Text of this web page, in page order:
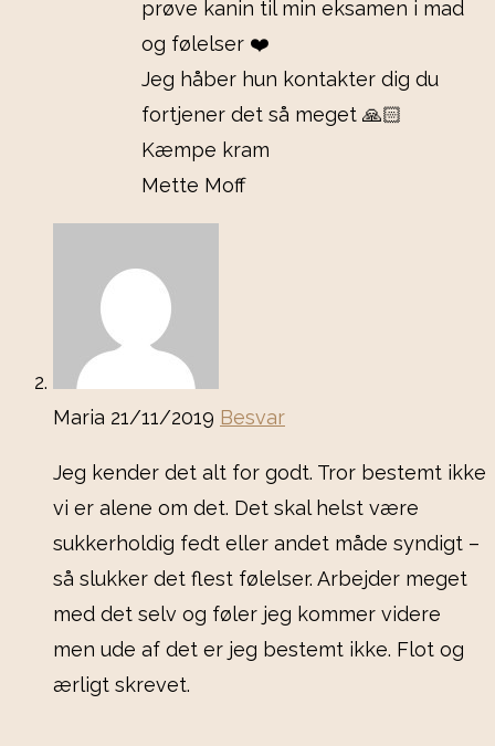
prøve kanin til min eksamen i mad
og følelser ❤️
Jeg håber hun kontakter dig du
fortjener det så meget 🙏🏻
Kæmpe kram
Mette Moff
Maria 21/11/2019 Besvar
Jeg kender det alt for godt. Tror bestemt ikke
vi er alene om det. Det skal helst være
sukkerholdig fedt eller andet måde syndigt –
så slukker det flest følelser. Arbejder meget
med det selv og føler jeg kommer videre
men ude af det er jeg bestemt ikke. Flot og
ærligt skrevet.